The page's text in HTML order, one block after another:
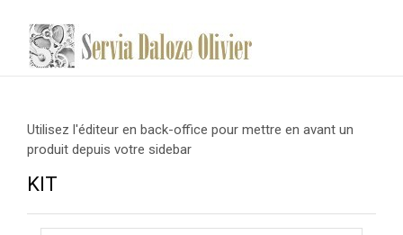
Utilisez l'éditeur en back-office pour mettre en avant un
produit depuis votre sidebar
KIT